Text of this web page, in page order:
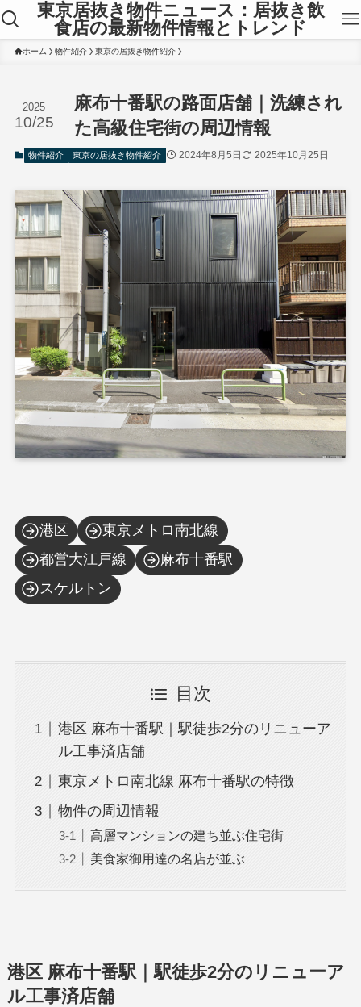
東京居抜き物件ニュース：居抜き飲
食店の最新物件情報とトレンド
ホーム 物件紹介 東京の居抜き物件紹介
麻布十番駅の路面店舗｜洗練され
た高級住宅街の周辺情報
2025
10/25
物件紹介 東京の居抜き物件紹介 2024年8月5日 2025年10月25日
港区
東京メトロ南北線
都営大江戸線
麻布十番駅
スケルトン
目次
港区 麻布十番駅｜駅徒歩2分のリニューア
ル工事済店舗
東京メトロ南北線 麻布十番駅の特徴
物件の周辺情報
高層マンションの建ち並ぶ住宅街
美食家御用達の名店が並ぶ
港区 麻布十番駅｜駅徒歩2分のリニューア
ル工事済店舗